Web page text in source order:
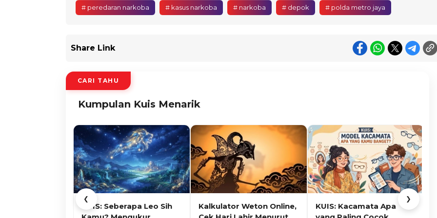
# peredaran narkoba # kasus narkoba # narkoba # depok # polda metro jaya
Share Link
CARI TAHU
Kumpulan Kuis Menarik
❮
KUIS: Seberapa Leo Sih
Kalkulator Weton Online,
KUIS: Kacamata Apa
❯